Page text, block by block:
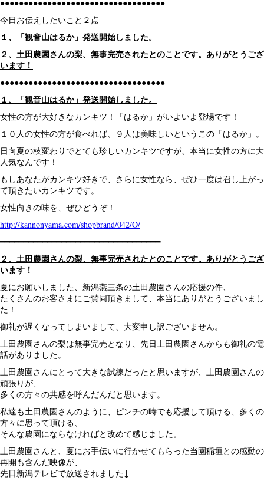
●●●●●●●●●●●●●●●●●●●●●●●●●●●●●●●●●●●
今日お伝えしたいこと２点
１、「観音山はるか」発送開始しました。
２、土田農園さんの梨、無事完売されたとのことです。ありがとうござ
います！
●●●●●●●●●●●●●●●●●●●●●●●●●●●●●●●●●●●
１、「観音山はるか」発送開始しました。
女性の方が大好きなカンキツ！「はるか」がいよいよ登場です！
１０人の女性の方が食べれば、９人は美味しいというこの「はるか」。
日向夏の枝変わりでとても珍しいカンキツですが、本当に女性の方に大
人気なんです！
もしあなたがカンキツ好きで、さらに女性なら、ぜひ一度は召し上がっ
て頂きたいカンキツです。
女性向きの味を、ぜひどうぞ！
http://kannonyama.com/shopbrand/042/O/
━━━━━━━━━━━━━━━━━━━━━━━━━━━━━━━━━━
２、土田農園さんの梨、無事完売されたとのことです。ありがとうござ
います！
夏にお願いしました、新潟燕三条の土田農園さんの応援の件、
たくさんのお客さまにご賛同頂きまして、本当にありがとうございまし
た！
御礼が遅くなってしまいまして、大変申し訳ございません。
土田農園さんの梨は無事完売となり、先日土田農園さんからも御礼の電
話がありました。
土田農園さんにとって大きな試練だったと思いますが、土田農園さんの
頑張りが、
多くの方々の共感を呼んだんだと思います。
私達も土田農園さんのように、ピンチの時でも応援して頂ける、多くの
方々に思って頂ける、
そんな農園にならなければと改めて感じました。
土田農園さんと、夏にお手伝いに行かせてもらった当園稲垣との感動の
再開も含んだ映像が、
先日新潟テレビで放送されました↓